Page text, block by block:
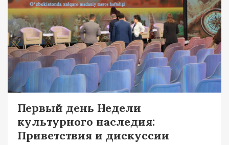
Первый день Недели
культурного наследия:
Приветствия и дискуссии